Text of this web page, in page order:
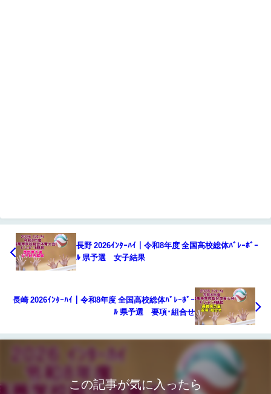
長野 2026ｲﾝﾀｰﾊｲ｜令和8年度 全国高校総体ﾊﾞﾚｰﾎﾞｰ
ﾙ 県予選 女子結果
長崎 2026ｲﾝﾀｰﾊｲ｜令和8年度 全国高校総体ﾊﾞﾚｰﾎﾞｰ
ﾙ 県予選 要項･組合せ
この記事が気に入ったら